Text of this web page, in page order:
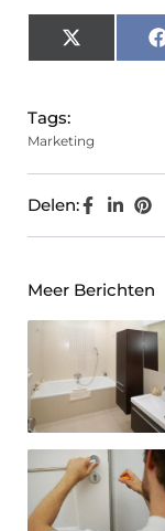
X
(Twitter)
Tags:
Marketing
Delen:
Meer Berichten